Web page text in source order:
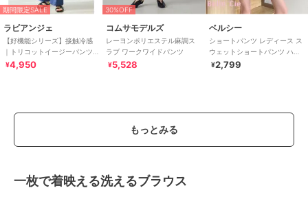
期間限定SALE
ラビアンジェ
【好機能シリーズ】接触冷感
｜トリコットイージーパンツ
｜楽なのに美脚/ストレッチ/セ
¥4,950
30%OFF
コムサモデルズ
レーヨンポリエステル麻調ス
ラブ ワークワイドパンツ
¥5,528
ベルシー
ショートパンツ レディース ス
ウェットショートパンツ ハー
フパンツ ルームウェア 短パン
¥2,799
もっとみる
一枚で着映える洗えるブラウス